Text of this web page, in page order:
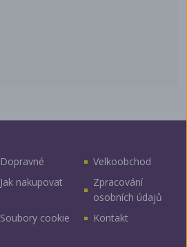
Dopravné
Velkoobchod
Jak nakupovat
Zpracování
osobních údajů
Soubory cookie
Kontakt